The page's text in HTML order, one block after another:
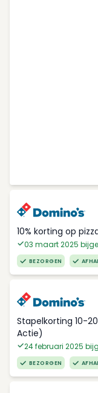
10% korting op
03 maart 2025
BEZORGEN
Stapelkorting 10-
Actie)
24 februari 2025
BEZORGEN